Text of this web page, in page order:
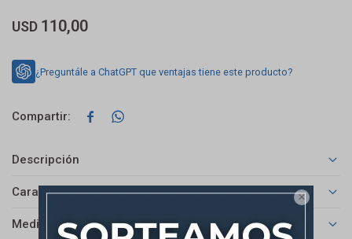

USD 110,00
¿Preguntále a ChatGPT que ventajas tiene este producto?
 
Descripción
Características
Medios de pago